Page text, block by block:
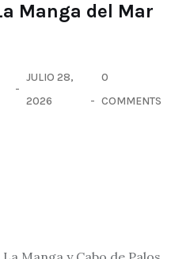
Manga del Mar
JULIO 28,
2026
0
COMMENTS